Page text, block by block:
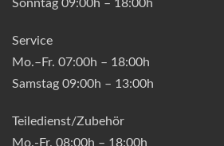
Sonntag 09:00h – 18:00h
Service
Mo.–Fr. 07:00h – 18:00h
Samstag 09:00h – 13:00h
Teiledienst/Zubehör
Mo.-Fr. 08:00h – 18:00h